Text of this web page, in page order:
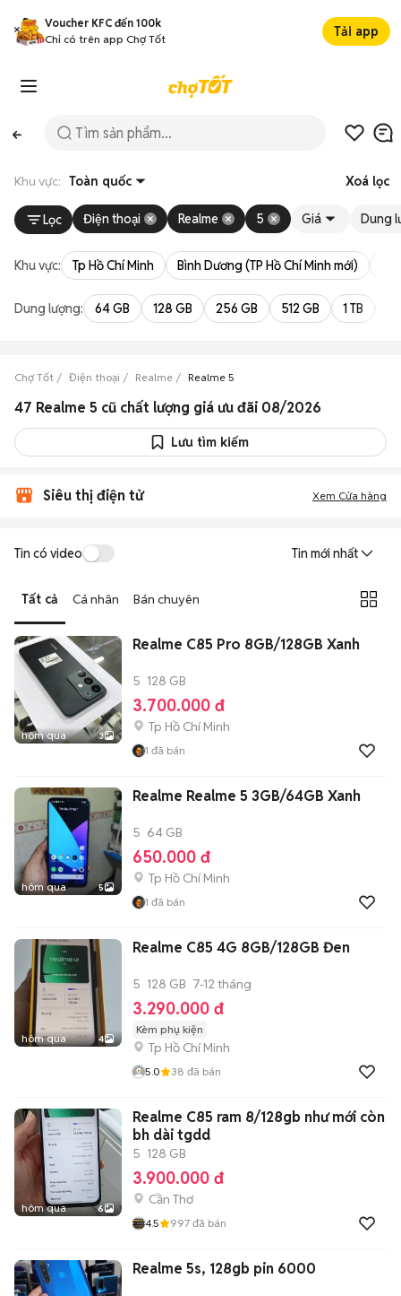
Voucher KFC đến 100k
Chỉ có trên app Chợ Tốt
Tải app
Khu vực: Toàn quốc Xoá lọc
Lọc Điện thoại Realme 5 Giá Dung
Khu vực: Tp Hồ Chí Minh Bình Dương (TP Hồ Chí Minh mới)
Dung lượng: 64 GB 128 GB 256 GB 512 GB 1 TB
Chợ Tốt Điện thoại Realme Realme 5
47 Realme 5 cũ chất lượng giá ưu đãi 08/2026
Lưu tìm kiếm
Siêu thị điện tử Xem Cửa hàng
Tin có video Tin mới nhất
Tất cả Cá nhân Bán chuyên
hôm qua 3
Realme C85 Pro 8GB/128GB Xanh
5 128 GB
3.700.000 đ
Tp Hồ Chí Minh
1 đã bán
hôm qua 5
Realme Realme 5 3GB/64GB Xanh
5 64 GB
650.000 đ
Tp Hồ Chí Minh
1 đã bán
hôm qua 4
Realme C85 4G 8GB/128GB Đen
5 128 GB 7-12 tháng
3.290.000 đ
Kèm phụ kiện
Tp Hồ Chí Minh
5.0 38 đã bán
hôm qua 6
Realme C85 ram 8/128gb như mới còn
bh dài tgdd
5 128 GB
3.900.000 đ
Cần Thơ
4.5 997 đã bán
Realme 5s, 128gb pin 6000